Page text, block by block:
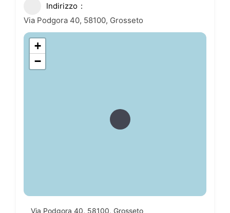
Indirizzo
Via Podgora 40, 58100, Grosseto
+
−
Via Podgora 40, 58100, Grosseto